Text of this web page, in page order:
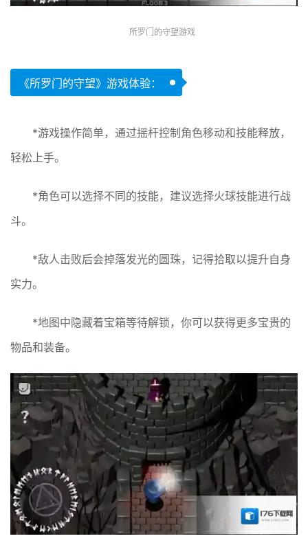
所罗门的守望游戏
《所罗门的守望》游戏体验：
*游戏操作简单，通过摇杆控制角色移动和技能释放，
轻松上手。
*角色可以选择不同的技能，建议选择火球技能进行战
斗。
*敌人击败后会掉落发光的圆珠，记得拾取以提升自身
实力。
*地图中隐藏着宝箱等待解锁，你可以获得更多宝贵的
物品和装备。